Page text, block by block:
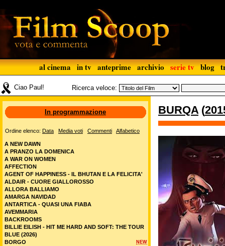
al cinema in tv anteprime archivio serie tv blog
Ciao Paul! Ricerca veloce:
BURQA(
In programmazione
Ordine elenco: Data Media voti Commenti Alfabetico
A NEW DAWN
A PRANZO LA DOMENICA
A WAR ON WOMEN
AFFECTION
AGENT OF HAPPINESS - IL BHUTAN E LA FELICITA'
ALDAIR - CUORE GIALLOROSSO
ALLORA BALLIAMO
AMARGA NAVIDAD
ANTARTICA - QUASI UNA FIABA
AVEMMARIA
BACKROOMS
BILLIE EILISH - HIT ME HARD AND SOFT: THE TOUR
BLUE (2026)
NEW
BORGO